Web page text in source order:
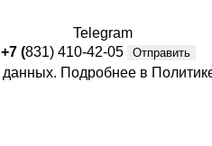
Telegram
+7 (831) 410-42-05 Отправить
данных. Подробнее в